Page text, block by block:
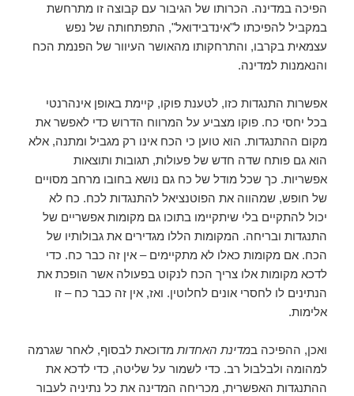
הפיכה במדינה. הכרותו של הגיבור עם קבוצה זו מתרחשת
במקביל להפיכתו ל"אינדבידואל", התפתחותה של נפש
עצמאית בקרבו, והתרחקותו מהאושר העיוור של הפנמת הכח
והנאמנות למדינה.
אפשרות התנגדות כזו, לטענת פוקו, קיימת באופן אינהרנטי
בכל יחסי כח. פוקו מצביע על המרווח הדרוש כדי לאפשר את
מקום ההתנגדות. הוא טוען כי הכח אינו רק מגביל ומתנה, אלא
הוא גם פותח שדה חדש של פעולות, תגובות ותוצאות
אפשריות. כך שכל מודל של כח גם נושא בחובו מרחב מסויים
של חופש, שמהווה את הפוטנציאל להתנגדות לכח. כח לא
יכול להתקיים בלי שיתקיימו בתוכו גם מקומות אפשריים של
התנגדות ובריחה. המקומות הללו מגדירים את גבולותיו של
הכח. אם מקומות כאלו לא מתקיימים – אין זה כבר כח. כדי
לדכא מקומות אלו צריך הכח לנקוט בפעולה אשר הופכת את
הנתינים לו לחסרי אונים לחלוטין. ואז, אין זה כבר כח – זו
אלימות.
ואכן, ההפיכה במדינת האחדותמדוכאת לבסוף, לאחר שגרמה
למהומה ולבלבול רב. כדי לשמור על שליטה, כדי לדכא את
ההתנגדות האפשרית, מכריחה המדינה את כל נתיניה לעבור